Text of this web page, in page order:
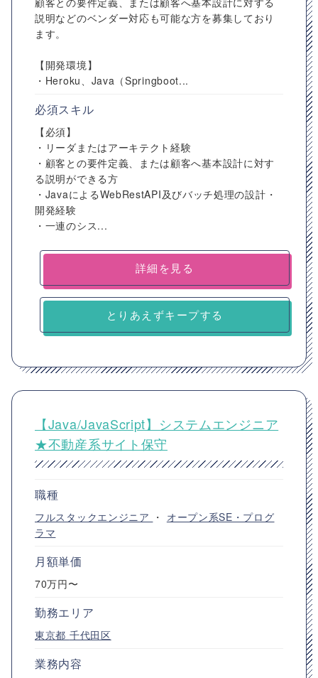
説明などのベンダー対応も可能な方を募集しており
ます。
【開発環境】
・Heroku、Java（Springboot...
必須スキル
【必須】
・リーダまたはアーキテクト経験
・顧客との要件定義、または顧客へ基本設計に対す
る説明ができる方
・JavaによるWebRestAPI及びバッチ処理の設計・
開発経験
・一連のシス...
詳細を見る
とりあえずキープする
【Java/JavaScript】システムエンジニア
★不動産系サイト保守
職種
フルスタックエンジニア ・ オープン系SE・プログ
ラマ
月額単価
70万円〜
勤務エリア
東京都 千代田区
業務内容